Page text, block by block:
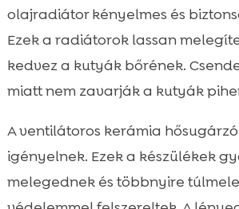
olajradiátor kényelmes és
Ezek a radiátorok lassan
kedvez a kutyák bőrének.
miatt nem zavarják a kutyák
A ventilátoros kerámia
igényelnek. Ezek a készülékek
melegednek és többnyire